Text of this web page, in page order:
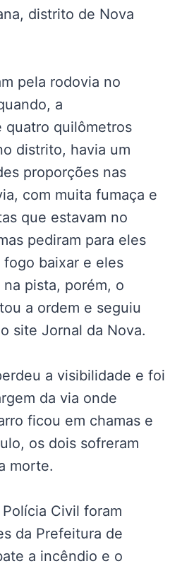
distrito de Nova
pela rodovia no
a
quatro quilômetros
distrito, havia um
proporções nas
com muita fumaça e
que estavam no
pediram para eles
baixar e eles
pista, porém, o
a ordem e seguiu
site Jornal da Nova.
a visibilidade e foi
da via onde
ficou em chamas e
os dois sofreram
morte.
Civil foram
da Prefeitura de
a incêndio e o